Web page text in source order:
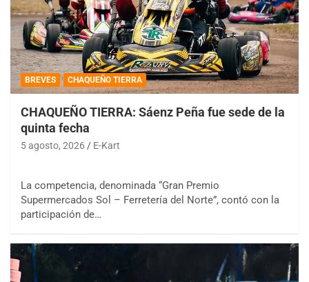
BREVES CHAQUEÑO TIERRA
CHAQUEÑO TIERRA: Sáenz Peña fue sede de la
quinta fecha
5 agosto, 2026 E-Kart
La competencia, denominada “Gran Premio
Supermercados Sol – Ferretería del Norte”, contó con la
participación de…